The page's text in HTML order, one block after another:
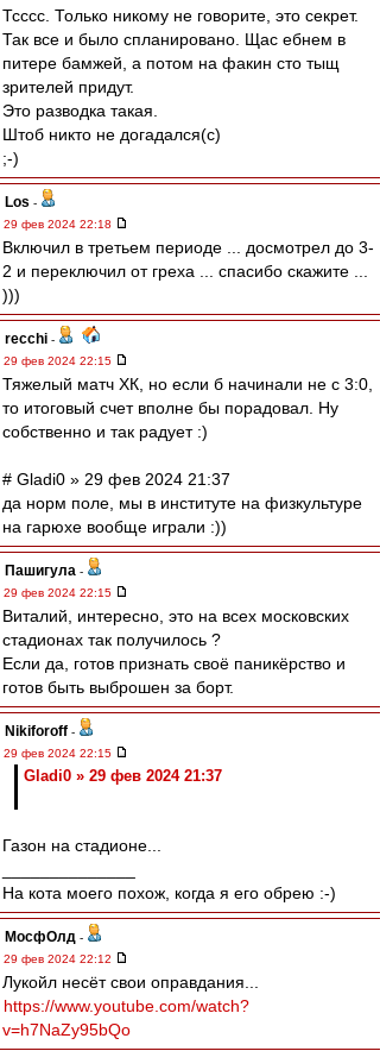
Тсссс. Только никому не говорите, это секрет.
Так все и было спланировано. Щас ебнем в
питере бамжей, а потом на факин сто тыщ
зрителей придут.
Это разводка такая.
Штоб никто не догадался(с)
;-)
Los -
29 фев 2024 22:18
Включил в третьем периоде ... досмотрел до 3-
2 и переключил от греха ... спасибо скажите ...
)))
recchi -
29 фев 2024 22:15
Тяжелый матч ХК, но если б начинали не с 3:0,
то итоговый счет вполне бы порадовал. Ну
собственно и так радует :)
# Gladi0 » 29 фев 2024 21:37
да норм поле, мы в институте на физкультуре
на гарюхе вообще играли :))
Пашигула -
29 фев 2024 22:15
Виталий, интересно, это на всех московских
стадионах так получилось ?
Если да, готов признать своё паникёрство и
готов быть выброшен за борт.
Nikiforoff -
29 фев 2024 22:15
Gladi0 » 29 фев 2024 21:37
Газон на стадионе...
На кота моего похож, когда я его обрею :-)
МосфОлд -
29 фев 2024 22:12
Лукойл несёт свои оправдания...
https://www.youtube.com/watch?
v=h7NaZy95bQo